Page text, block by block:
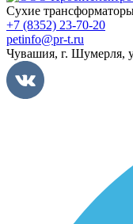
Сухие
+7 (8352) 23-70-20
petinfo@pr-t.ru
Чувашия, г. Шумерля,